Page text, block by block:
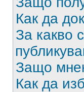
Как да
За какво
Защо
Как да